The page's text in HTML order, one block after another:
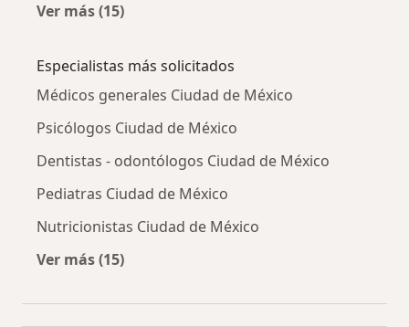
Ver más (15)
Especialistas más solicitados
Médicos generales Ciudad de México
Psicólogos Ciudad de México
Dentistas - odontólogos Ciudad de México
Pediatras Ciudad de México
Nutricionistas Ciudad de México
Ver más (15)